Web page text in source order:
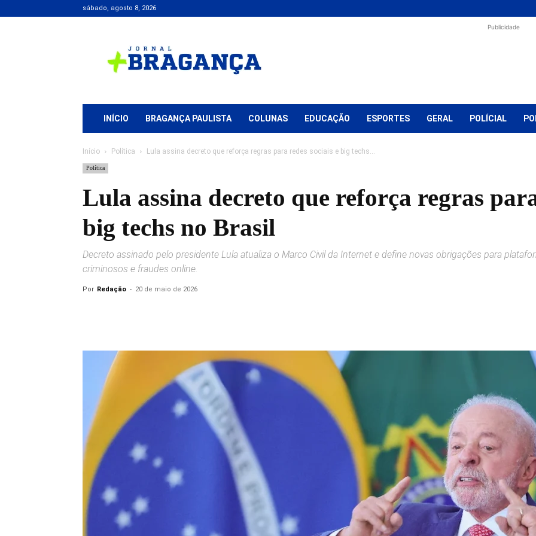
sábado, agosto 8, 2026
+
Bragança
Publicidade
INÍCIO BRAGANÇA PAULISTA COLUNAS EDUCAÇÃO ESPORTES GERAL POLÍCIAL
Início Política Lula assina decreto que reforça regras para redes sociais e big techs...
Política
Lula assina decreto que reforça regras
big techs no Brasil
Decreto assinado pelo presidente Lula atualiza o Marco Civil da Internet e define novas obrigações para
criminosos e fraudes online.
Por Redação - 20 de maio de 2026